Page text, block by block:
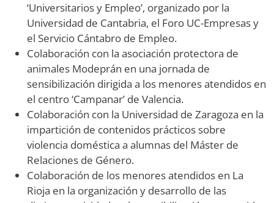
‘Universitarios y Empleo’, organizado por la
Universidad de Cantabria, el Foro UC-Empresas y
el Servicio Cántabro de Empleo.
Colaboración con la asociación protectora de
animales Modeprán en una jornada de
sensibilización dirigida a los menores atendidos en
el centro ‘Campanar’ de Valencia.
Colaboración con la Universidad de Zaragoza en la
impartición de contenidos prácticos sobre
violencia doméstica a alumnas del Máster de
Relaciones de Género.
Colaboración de los menores atendidos en La
Rioja en la organización y desarrollo de las